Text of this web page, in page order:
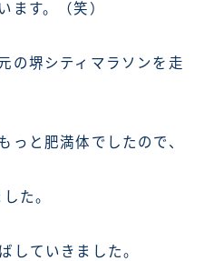
ます。（笑）
の堺シティマラソンを走
っと肥満体でしたので、
た。
していきました。